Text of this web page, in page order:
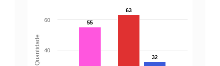
Quantidade
55
63
32
40
60